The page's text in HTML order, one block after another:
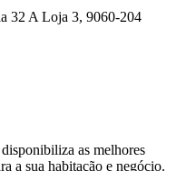
32 A Loja 3, 9060-204
as melhores
a sua habitação e negócio.